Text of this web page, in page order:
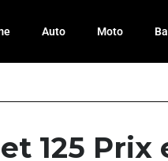
Auto Moto
125 Prix